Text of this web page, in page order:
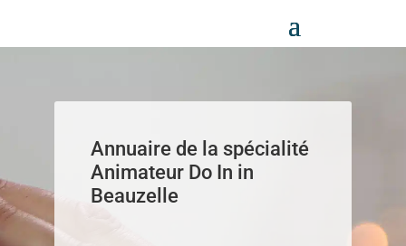
Annuaire de la spécialité
Animateur Do In in
Beauzelle